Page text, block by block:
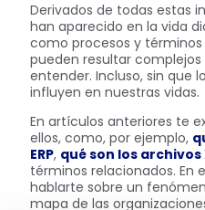
Derivados de todas estas
han aparecido en la vida
como procesos y términos
pueden resultar
entender. Incluso, sin que
influyen en nuestras vidas.
En artículos anteriores te
ellos, como, por ejemplo,
ERP, qué son los archivos
términos relacionados. En
hablarte sobre un
mapa de las